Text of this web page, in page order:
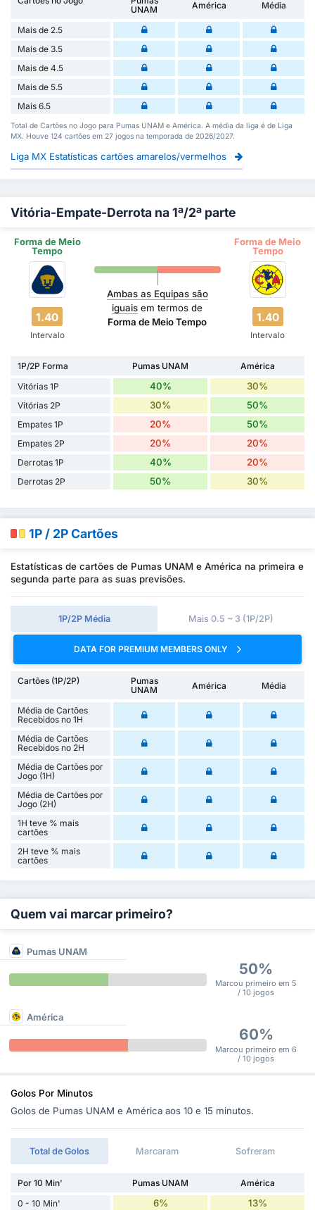
UNAM
América Média
Mais de 2.5
Mais de 3.5
Mais de 4.5
Mais de 5.5
Mais 6.5
Total de Cartões no Jogo para Pumas UNAM e América. A média da liga é de Liga
MX. Houve 124 cartões em 27 jogos na temporada de 2026/2027.
Liga MX Estatísticas cartões amarelos/vermelhos
Vitória-Empate-Derrota na 1ª/2ª parte
Forma de Meio
Tempo
Forma de Meio
Tempo
1.40
Intervalo
Ambas as Equipas são
iguais em termos de
Forma de Meio Tempo
1.40
Intervalo
1P/2P Forma Pumas UNAM
América
Vitórias 1P
40% 30%
Vitórias 2P 30% 50%
Empates 1P 20% 50%
Empates 2P 20% 20%
Derrotas 1P 40% 20%
Derrotas 2P 50% 30%
1P / 2P Cartões
Estatísticas de cartões de Pumas UNAM e América na primeira e
segunda parte para as suas previsões.
1P/2P Média Mais 0.5 ~ 3 (1P/2P)
DATA FOR PREMIUM MEMBERS ONLY
Cartões (1P/2P)
Pumas
UNAM
América Média
Média de Cartões
Recebidos no 1H
Média de Cartões
Recebidos no 2H
Média de Cartões por
Jogo (1H)
Média de Cartões por
Jogo (2H)
1H teve % mais
cartões
2H teve % mais
cartões
Quem vai marcar primeiro?
Pumas UNAM
50%
Marcou primeiro em 5
/ 10 jogos
América
60%
Marcou primeiro em 6
/ 10 jogos
Golos Por Minutos
Golos de Pumas UNAM e América aos 10 e 15 minutos.
Total de Golos Marcaram Sofreram
Por 10 Min' Pumas UNAM
América
0 - 10 Min'
6% 13%